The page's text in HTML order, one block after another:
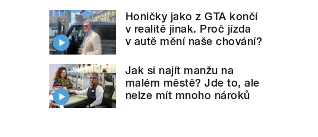
Honičky jako z GTA končí
v realitě jinak. Proč jízda
v autě mění naše chování?
Jak si najít manžu na
malém městě? Jde to, ale
nelze mít mnoho nároků